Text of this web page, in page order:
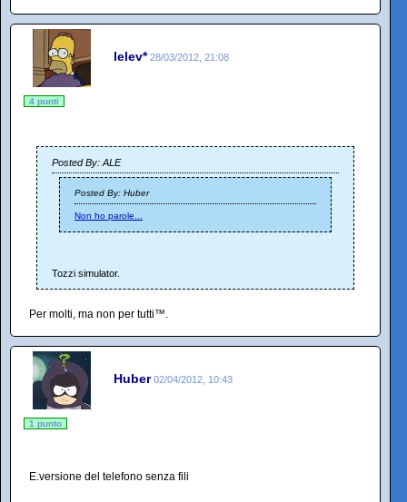
lelev* 28/03/2012, 21:08
4 punti
Posted By: ALE
Posted By: Huber
Non ho parole...
Tozzi simulator.
Per molti, ma non per tutti™.
Huber 02/04/2012, 10:43
1 punto
E.versione del telefono senza fili